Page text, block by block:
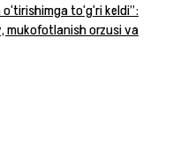
to‘g‘ri keldi”:
mukofotlanish orzusi va